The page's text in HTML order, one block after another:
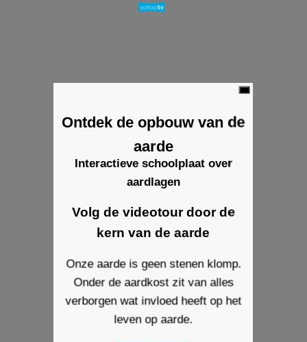
Ontdek de opbouw van de
aarde
Interactieve schoolplaat over
aardlagen
Volg de videotour door de
kern van de aarde
Onze aarde is geen stenen klomp.
Onder de aardkost zit van alles
verborgen wat invloed heeft op het
leven op aarde.